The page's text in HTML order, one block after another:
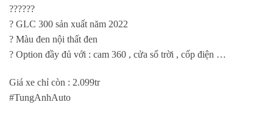
??????
? GLC 300 sản xuất năm 2022
? Màu đen nội thất đen
? Option đầy đủ với : cam 360 , cửa sổ trời , cốp điện …
Giá xe chỉ còn : 2.099tr
#TungAnhAuto